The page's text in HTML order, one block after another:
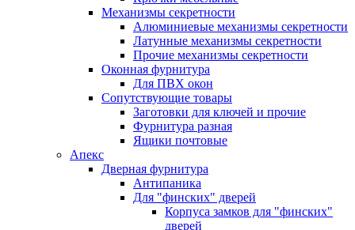
Механизмы секретности
Алюминиевые механизмы секретности
Латунные механизмы секретности
Прочие механизмы секретности
Оконная фурнитура
Для ПВХ окон
Сопутствующие товары
Заготовки для ключей и прочие
Фурнитура разная
Ящики почтовые
Апекс
Дверная фурнитура
Антипаника
Для "финских" дверей
Корпуса замков для "финских"
дверей